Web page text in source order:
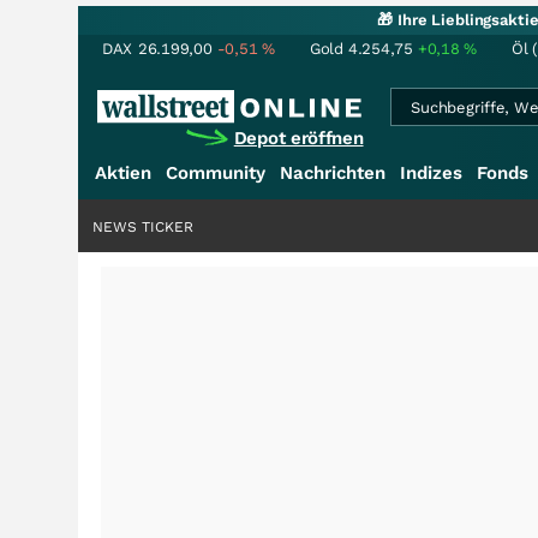
🎁 Ihre
DAX 26.199,00 -0,51% Gold 4.254,75 +0,18% Öl
Depot eröffnen
Aktien
Community Nachrichten Indizes Fonds
NEWS TICKER